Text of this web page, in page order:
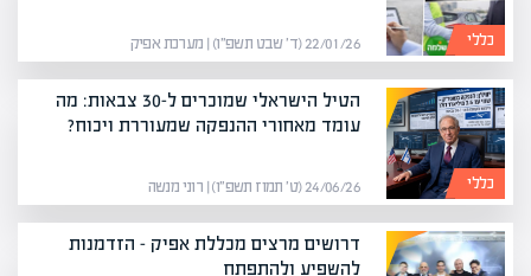
כללי 22/01/26 (ד׳ שבט תשפ״ו) | מערכת אפיק
כללי
הטיל הישראלי שמוכרים ל-30 צבאות: מה
עומד מאחורי ההנפקה שמעוררת ויכוח?
24/06/26 (ט׳ תמוז תשפ״ו) | רוני מנשה
דרושים מרצים מכללת אפיק – הזדמנות
להשפיע ולהתפתח